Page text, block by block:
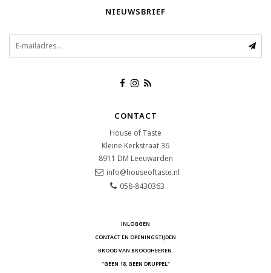
NIEUWSBRIEF
CONTACT
House of Taste
Kleine Kerkstraat 36
8911 DM Leeuwarden
info@houseoftaste.nl
058-8430363
INLOGGEN
CONTACT EN OPENINGSTIJDEN
BROOD VAN BROODHEEREN.
"GEEN 18, GEEN DRUPPEL"